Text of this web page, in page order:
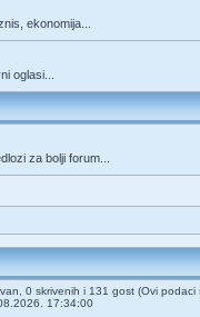
ekonomija...
oglasi...
za bolji forum...
0 skrivenih i 131 gost (Ovi
17:34:00